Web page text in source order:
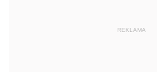
1968REKLAMA